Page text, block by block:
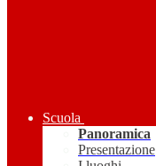
Scuola
Panoramica
Presentazione